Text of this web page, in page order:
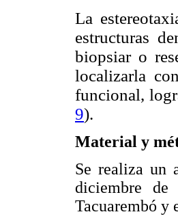
La
estructuras
biopsiar o
localizarla
funcional,
9).
Material y
Se realiza un
diciembre
Tacuarembó y